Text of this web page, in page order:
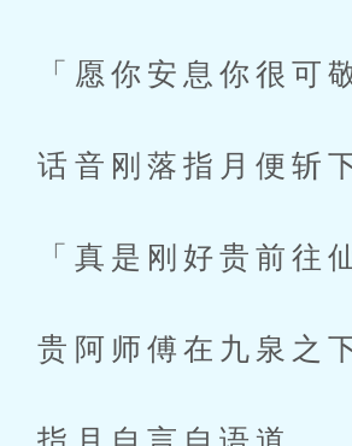
「愿你安息你很可
话音刚落指月便斩
「真是刚好贵前往
贵阿师傅在九泉之下